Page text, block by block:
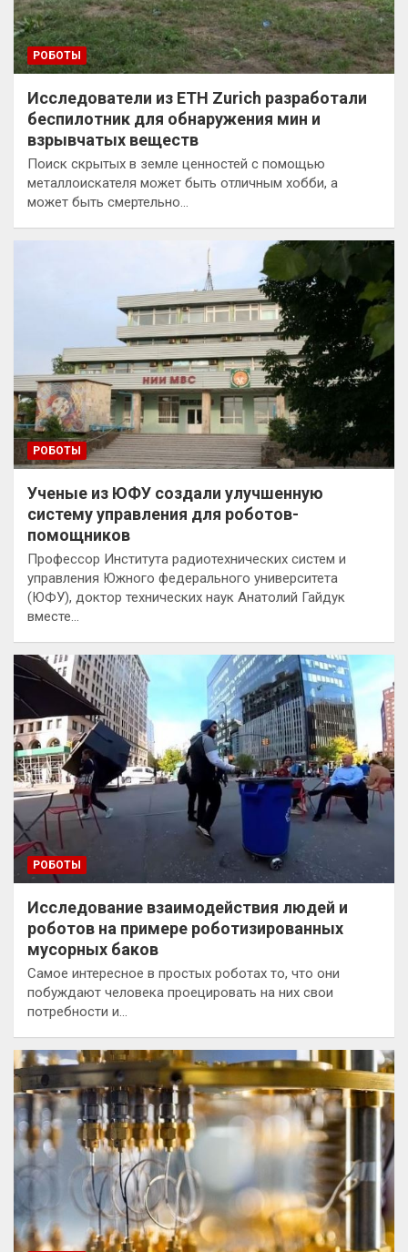
РОБОТЫ
Исследователи из ETH Zurich разработали
беспилотник для обнаружения мин и
взрывчатых веществ
Поиск скрытых в земле ценностей с помощью
металлоискателя может быть отличным хобби, а
может быть смертельно…
РОБОТЫ
Ученые из ЮФУ создали улучшенную
систему управления для роботов-
помощников
Профессор Института радиотехнических систем и
управления Южного федерального университета
(ЮФУ), доктор технических наук Анатолий Гайдук
вместе…
РОБОТЫ
Исследование взаимодействия людей и
роботов на примере роботизированных
мусорных баков
Самое интересное в простых роботах то, что они
побуждают человека проецировать на них свои
потребности и…